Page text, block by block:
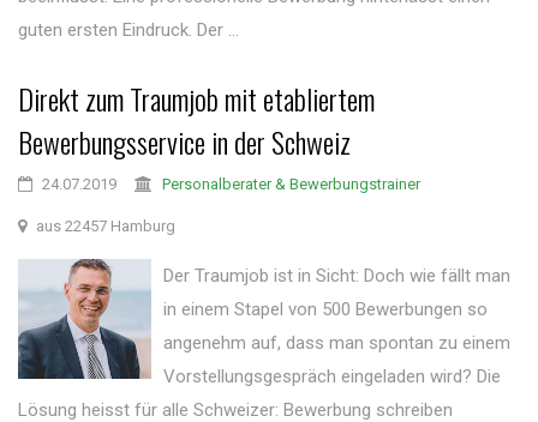
guten ersten Eindruck. Der ...
Direkt zum Traumjob mit etabliertem
Bewerbungsservice in der Schweiz
24.07.2019 Personalberater & Bewerbungstrainer
aus 22457 Hamburg
Der Traumjob ist in Sicht: Doch wie fällt man
in einem Stapel von 500 Bewerbungen so
angenehm auf, dass man spontan zu einem
Vorstellungsgespräch eingeladen wird? Die
Lösung heisst für alle Schweizer: Bewerbung schreiben